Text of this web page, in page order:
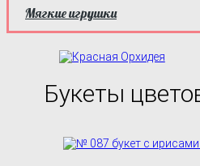
Мягкие игрушки
Букеты